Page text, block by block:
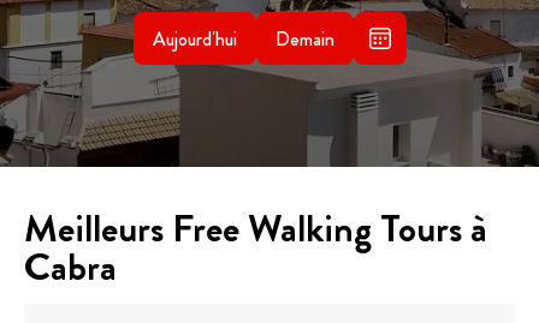
Aujourd'hui Demain
Meilleurs Free Walking Tours à
Cabra